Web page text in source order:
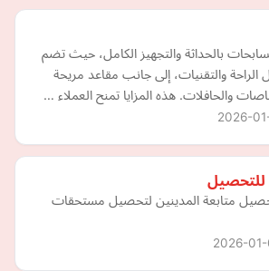
بالحداثة والتجهيز الكامل، حيث تضم
والتقنيات، إلى جانب مقاعد مريحة
والحافلات. هذه المزايا تمنح العملاء …
2026-
متابعة المدينين لتحصيل مستحقات
2026-